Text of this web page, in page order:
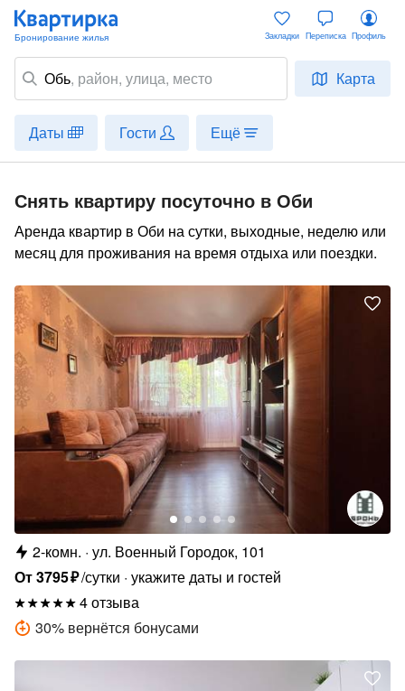
Обь, район, улица, место Карта
Закладки Переписка Профиль
Даты Гости Ещё
Снять квартиру посуточно в Оби
Аренда квартир в Оби на сутки, выходные, неделю или
месяц для проживания на время отдыха или поездки.
2-комн. ул. Военный Городок, 101
От3795₽/сутки укажите даты и гостей
4 отзыва
30% вернётся бонусами